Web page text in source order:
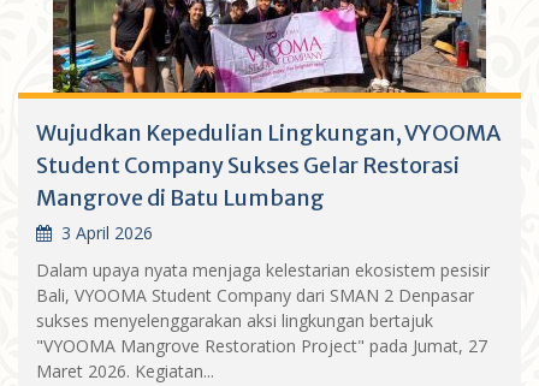
Wujudkan Kepedulian Lingkungan, VYOOMA
Student Company Sukses Gelar Restorasi
Mangrove di Batu Lumbang
3 April 2026
Dalam upaya nyata menjaga kelestarian ekosistem pesisir
Bali, VYOOMA Student Company dari SMAN 2 Denpasar
sukses menyelenggarakan aksi lingkungan bertajuk
"VYOOMA Mangrove Restoration Project" pada Jumat, 27
Maret 2026. Kegiatan...